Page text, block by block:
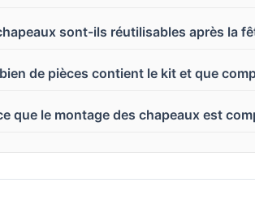
sont-ils réutilisables après la
de pièces contient le kit et que
que le montage des chapeaux est